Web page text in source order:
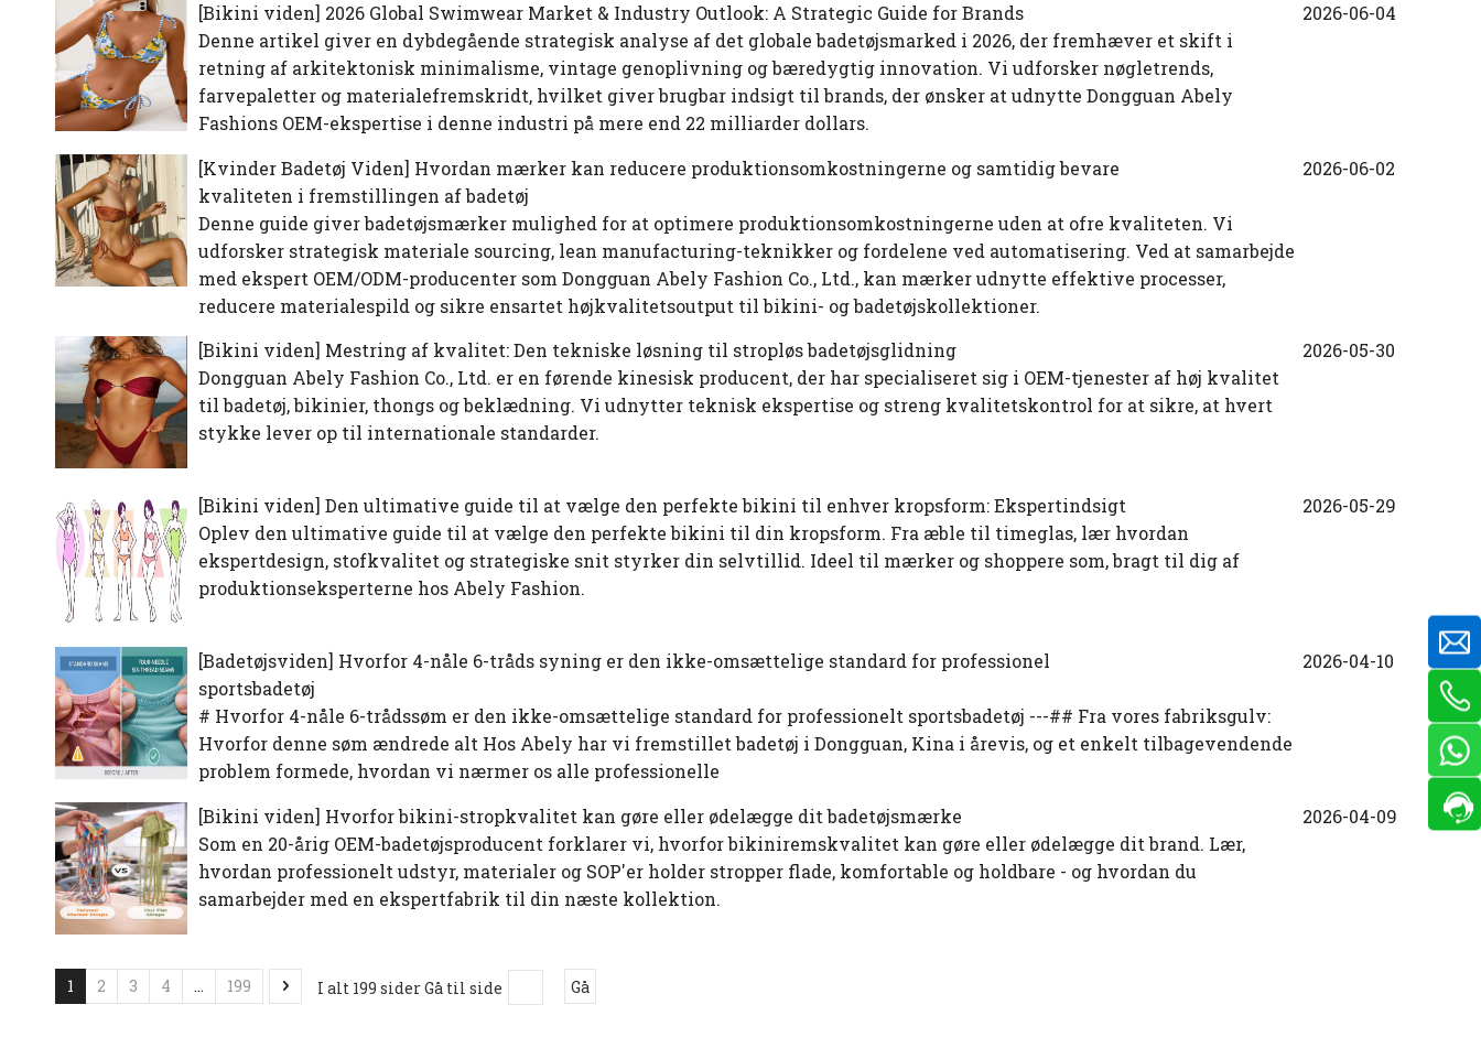
[Bikini viden] 2026 Global Swimwear Market & Industry Outlook: A Strategic Guide for Brands
Denne artikel giver en dybdegående strategisk analyse af det globale badetøjsmarked i 2026, der fremhæver et skift i
retning af arkitektonisk minimalisme, vintage genoplivning og bæredygtig innovation. Vi udforsker nøgletrends,
farvepaletter og materialefremskridt, hvilket giver brugbar indsigt til brands, der ønsker at udnytte Dongguan Abely
Fashions OEM-ekspertise i denne industri på mere end 22 milliarder dollars.
2026-06-04
[Kvinder Badetøj Viden] Hvordan mærker kan reducere produktionsomkostningerne og samtidig bevare
kvaliteten i fremstillingen af ​​badetøj
Denne guide giver badetøjsmærker mulighed for at optimere produktionsomkostningerne uden at ofre kvaliteten. Vi
udforsker strategisk materiale sourcing, lean manufacturing-teknikker og fordelene ved automatisering. Ved at samarbejde
med ekspert OEM/ODM-producenter som Dongguan Abely Fashion Co., Ltd., kan mærker udnytte effektive processer,
reducere materialespild og sikre ensartet højkvalitetsoutput til bikini- og badetøjskollektioner.
2026-06-02
[Bikini viden] Mestring af kvalitet: Den tekniske løsning til stropløs badetøjsglidning
Dongguan Abely Fashion Co., Ltd. er en førende kinesisk producent, der har specialiseret sig i OEM-tjenester af høj kvalitet
til badetøj, bikinier, thongs og beklædning. Vi udnytter teknisk ekspertise og streng kvalitetskontrol for at sikre, at hvert
stykke lever op til internationale standarder.
2026-05-30
[Bikini viden] Den ultimative guide til at vælge den perfekte bikini til enhver kropsform: Ekspertindsigt
Oplev den ultimative guide til at vælge den perfekte bikini til din kropsform. Fra æble til timeglas, lær hvordan
ekspertdesign, stofkvalitet og strategiske snit styrker din selvtillid. Ideel til mærker og shoppere som, bragt til dig af
produktionseksperterne hos Abely Fashion.
2026-05-29
[Badetøjsviden] Hvorfor 4-nåle 6-tråds syning er den ikke-omsættelige standard for professionel
sportsbadetøj
# Hvorfor 4-nåle 6-trådssøm er den ikke-omsættelige standard for professionelt sportsbadetøj ---## Fra vores fabriksgulv:
Hvorfor denne søm ændrede alt Hos Abely har vi fremstillet badetøj i Dongguan, Kina i årevis, og et enkelt tilbagevendende
problem formede, hvordan vi nærmer os alle professionelle
2026-04-10
[Bikini viden] Hvorfor bikini-stropkvalitet kan gøre eller ødelægge dit badetøjsmærke
Som en 20-årig OEM-badetøjsproducent forklarer vi, hvorfor bikiniremskvalitet kan gøre eller ødelægge dit brand. Lær,
hvordan professionelt udstyr, materialer og SOP'er holder stropper flade, komfortable og holdbare - og hvordan du
samarbejder med en ekspertfabrik til din næste kollektion.
2026-04-09
1 2 3 4 ... 199 I alt 199 sider Gå til side Gå